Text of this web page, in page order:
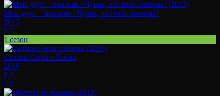
Мой друг – призрак / Чувак, это мой призрак!
2013
5.7
1 сезон
Сказки Серого Волка
2016
8.2
7.9